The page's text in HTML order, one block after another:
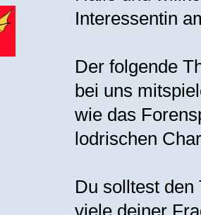
Interessentin
Der folgende
bei uns
wie das
lodrischen
Du solltest
viele deiner